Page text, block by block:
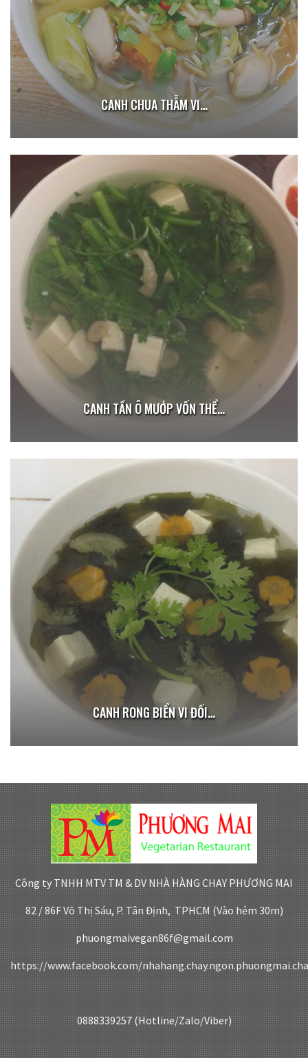
CANH CHUA THẪM VI…
CANH TẦN Ô MƯỚP VỐN THỂ…
CANH RONG BIỂN VI ĐỐI…
Công ty TNHH MTV TM & DV NHÀ HÀNG CHAY PHƯƠNG MAI
82 / 86F Võ Thị Sáu, P. Tân Định, TPHCM (Vào hẻm 30m)
phuongmaivegan86f@gmail.com
https://www.facebook.com/
0888339257 (Hotline/Zalo/Viber)